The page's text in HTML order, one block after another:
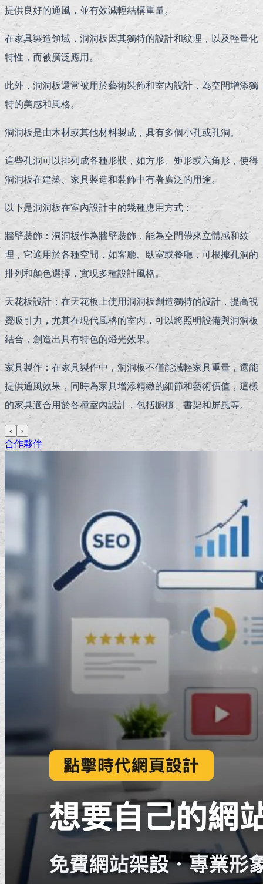
提供良好的通風，並有效減輕結構重量。
在家具製造領域，洞洞板因其獨特的設計和紋理，以及輕量化
特性，而被廣泛應用。
此外，洞洞板還常被用於藝術裝飾和室內設計，為空間增添獨
特的美感和風格。
洞洞板是由木材或其他材料製成，具有多個小孔或孔洞。
這些孔洞可以排列成各種形狀，如方形、矩形或六角形，使得
洞洞板在建築、家具製造和裝飾中有著廣泛的用途。
以下是洞洞板在室內設計中的幾種應用方式：
牆壁裝飾：洞洞板作為牆壁裝飾，能為空間帶來立體感和紋
理，它適用於各種空間，如客廳、臥室或餐廳，可根據孔洞的
排列和顏色選擇，實現多種設計風格。
天花板設計：在天花板上使用洞洞板創造獨特的設計，提高視
覺吸引力，尤其在現代風格的室內，可以將照明設備與洞洞板
結合，創造出具有特色的燈光效果。
家具製作：在家具製作中，洞洞板不僅能減輕家具重量，還能
提供通風效果，同時為家具增添精緻的細節和藝術價值，這樣
的家具適合用於各種室內設計，包括櫥櫃、書架和屏風等。
‹ ›
合作夥伴